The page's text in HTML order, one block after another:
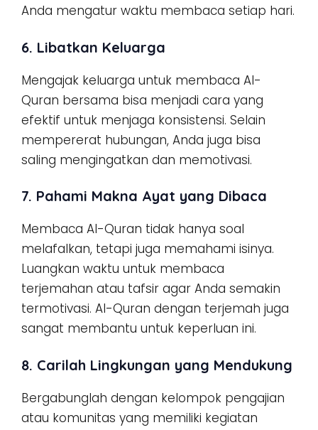
Anda mengatur waktu membaca setiap hari.
6. Libatkan Keluarga
Mengajak keluarga untuk membaca Al-
Quran bersama bisa menjadi cara yang
efektif untuk menjaga konsistensi. Selain
mempererat hubungan, Anda juga bisa
saling mengingatkan dan memotivasi.
7. Pahami Makna Ayat yang Dibaca
Membaca Al-Quran tidak hanya soal
melafalkan, tetapi juga memahami isinya.
Luangkan waktu untuk membaca
terjemahan atau tafsir agar Anda semakin
termotivasi. Al-Quran dengan terjemah juga
sangat membantu untuk keperluan ini.
8. Carilah Lingkungan yang Mendukung
Bergabunglah dengan kelompok pengajian
atau komunitas yang memiliki kegiatan